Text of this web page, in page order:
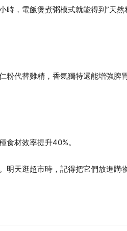
時，電飯煲煮粥模式就能得到”天然
粉代替雞精，香氣獨特還能增強脾
食材效率提升40%。
明天逛超市時，記得把它們放進購